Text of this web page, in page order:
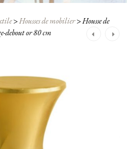
>Housses de mobilier>Housse de
debout or 80 cm
Navigation